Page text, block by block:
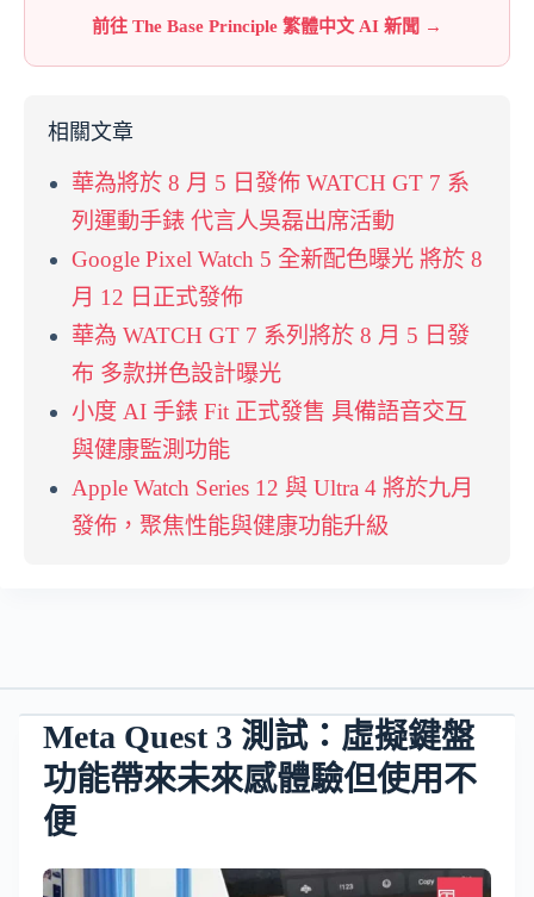
前往 The Base Principle 繁體中文 AI 新聞 →
相關文章
華為將於 8 月 5 日發佈 WATCH GT 7 系
列運動手錶 代言人吳磊出席活動
Google Pixel Watch 5 全新配色曝光 將於 8
月 12 日正式發佈
華為 WATCH GT 7 系列將於 8 月 5 日發
布 多款拼色設計曝光
小度 AI 手錶 Fit 正式發售 具備語音交互
與健康監測功能
Apple Watch Series 12 與 Ultra 4 將於九月
發佈，聚焦性能與健康功能升級
Meta Quest 3 測試：虛擬鍵盤
功能帶來未來感體驗但使用不
便